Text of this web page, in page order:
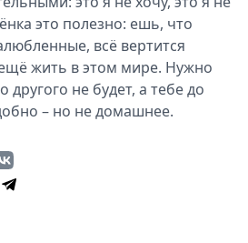
это полезно: ешь, что
всё вертится
жить в этом мире. Нужно
не будет, а тебе до
– но не домашнее.